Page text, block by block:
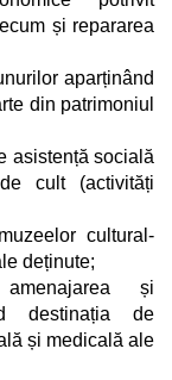
și repararea
aparținând
din patrimoniul
asistență socială
cult (activități
cultural-
deținute;
amenajarea și
destinația de
și medicală ale